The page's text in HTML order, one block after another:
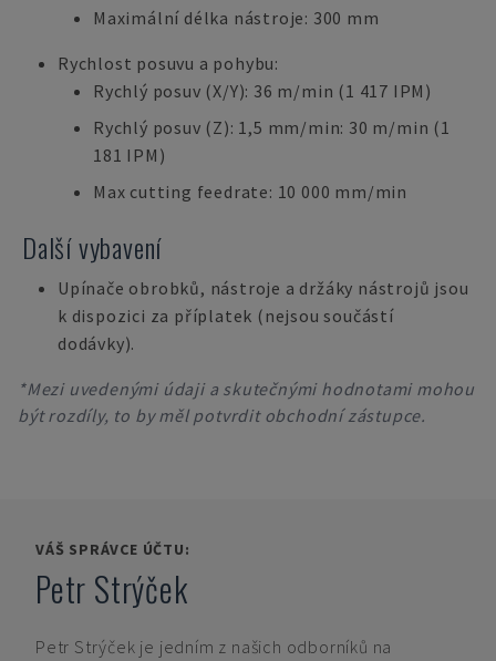
Maximální délka nástroje: 300 mm
Rychlost posuvu a pohybu:
Rychlý posuv (X/Y): 36 m/min (1 417 IPM)
Rychlý posuv (Z): 1,5 mm/min: 30 m/min (1
181 IPM)
Max cutting feedrate: 10 000 mm/min
Další vybavení
Upínače obrobků, nástroje a držáky nástrojů jsou
k dispozici za příplatek (nejsou součástí
dodávky).
*Mezi uvedenými údaji a skutečnými hodnotami mohou
být rozdíly, to by měl potvrdit obchodní zástupce.
VÁŠ SPRÁVCE ÚČTU:
Petr Strýček
Petr Strýček je jedním z našich odborníků na